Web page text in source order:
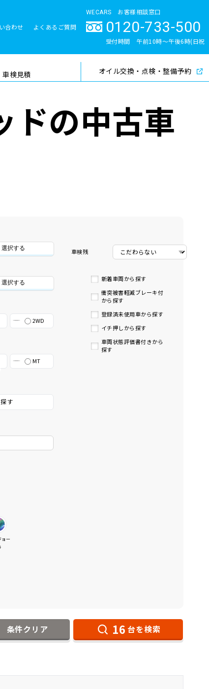
検索
合わせ よくあるご質問
WECARS お客様相談窓口
0120-733-500
受付時間 午前10時〜午後6時(日祝
車検見積
ート体制
オイル交換・点検・整備予約
ドの中古車
選択する
選択する
2WD
MT
す
車検残
新着車両から探す
衝突被害軽減ブレーキ付
から探す
登録済未使用車から探す
イチ押しから探す
車両状態評価書付きから
探す
ョー
条件クリア 16 台を検索